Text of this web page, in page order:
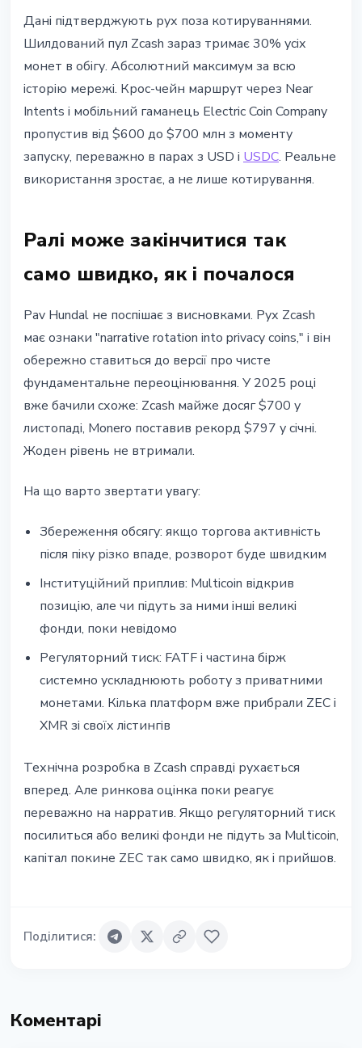
Дані підтверджують рух поза котируваннями.
Шилдований пул Zcash зараз тримає 30% усіх
монет в обігу. Абсолютний максимум за всю
історію мережі. Крос-чейн маршрут через Near
Intents і мобільний гаманець Electric Coin Company
пропустив від $600 до $700 млн з моменту
запуску, переважно в парах з USD і USDC. Реальне
використання зростає, а не лише котирування.
Ралі може закінчитися так
само швидко, як і почалося
Pav Hundal не поспішає з висновками. Рух Zcash
має ознаки "narrative rotation into privacy coins," і він
обережно ставиться до версії про чисте
фундаментальне переоцінювання. У 2025 році
вже бачили схоже: Zcash майже досяг $700 у
листопаді, Monero поставив рекорд $797 у січні.
Жоден рівень не втримали.
На що варто звертати увагу:
Збереження обсягу: якщо торгова активність
після піку різко впаде, розворот буде швидким
Інституційний приплив: Multicoin відкрив
позицію, але чи підуть за ними інші великі
фонди, поки невідомо
Регуляторний тиск: FATF і частина бірж
системно ускладнюють роботу з приватними
монетами. Кілька платформ вже прибрали ZEC і
XMR зі своїх лістингів
Технічна розробка в Zcash справді рухається
вперед. Але ринкова оцінка поки реагує
переважно на нарратив. Якщо регуляторний тиск
посилиться або великі фонди не підуть за Multicoin,
капітал покине ZEC так само швидко, як і прийшов.
Поділитися:
Коментарі